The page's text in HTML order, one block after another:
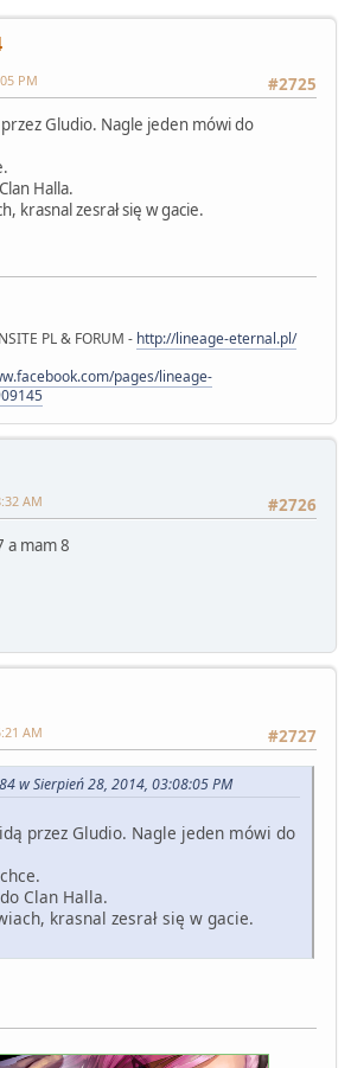
#2725
PM
Gludio. Nagle jeden mówi do
Halla.
krasnal zesrał się w gacie.
PL & FORUM - http://lineage-eternal.pl/
pages/lineage-
#2726
AM
a mam 8
#2727
AM
w Sierpień 28, 2014, 03:08:05 PM
przez Gludio. Nagle jeden mówi do
Clan Halla.
krasnal zesrał się w gacie.